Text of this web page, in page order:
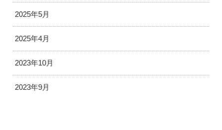
2025年5月
2025年4月
2023年10月
2023年9月